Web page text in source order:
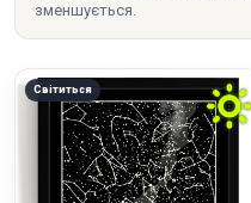
зменшується.
Світиться